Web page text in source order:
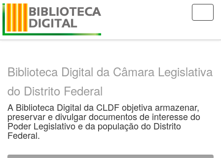
Skip
Biblioteca Digital da Câmara Legislativa
do Distrito Federal
A Biblioteca Digital da CLDF objetiva armazenar,
preservar e divulgar documentos de interesse do
Poder Legislativo e da população do Distrito
Federal.